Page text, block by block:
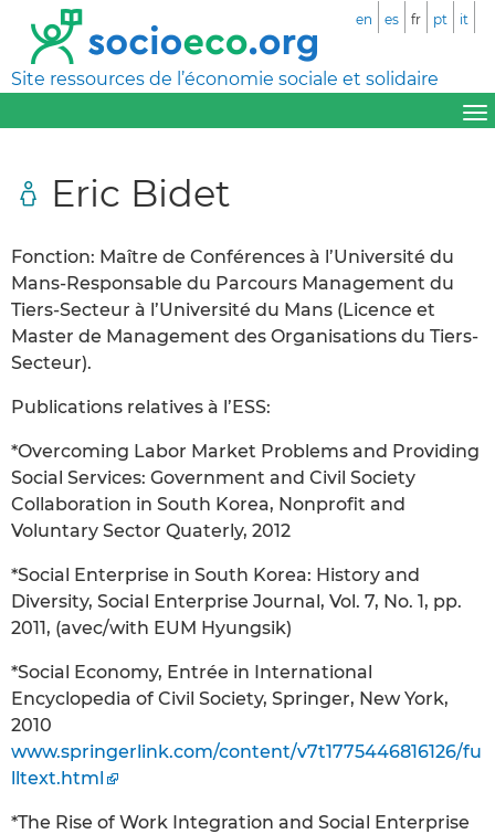
Site ressources de l’économie sociale et solidaire
en es fr pt it
Eric Bidet
Fonction: Maître de Conférences à l’Université du
Mans-Responsable du Parcours Management du
Tiers-Secteur à l’Université du Mans (Licence et
Master de Management des Organisations du Tiers-
Secteur).
Publications relatives à l’ESS:
*Overcoming Labor Market Problems and Providing
Social Services: Government and Civil Society
Collaboration in South Korea, Nonprofit and
Voluntary Sector Quaterly, 2012
*Social Enterprise in South Korea: History and
Diversity, Social Enterprise Journal, Vol. 7, No. 1, pp.
2011, (avec/with EUM Hyungsik)
*Social Economy, Entrée in International
Encyclopedia of Civil Society, Springer, New York,
2010
www.springerlink.com/content/v7t1775446816126/fu
lltext.html
*The Rise of Work Integration and Social Enterprise